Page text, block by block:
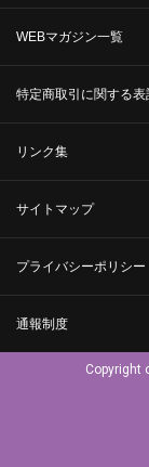
WEBマガジン一覧
特定商取引に関する表
リンク集
サイトマップ
プライバシーポリシー
通報制度
Copyright